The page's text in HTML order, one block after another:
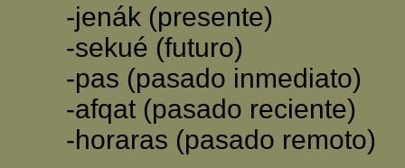
-jenák (presente)
-sekué (futuro)
-pas (pasado inmediato)
-afqat (pasado reciente)
-horaras (pasado remoto)